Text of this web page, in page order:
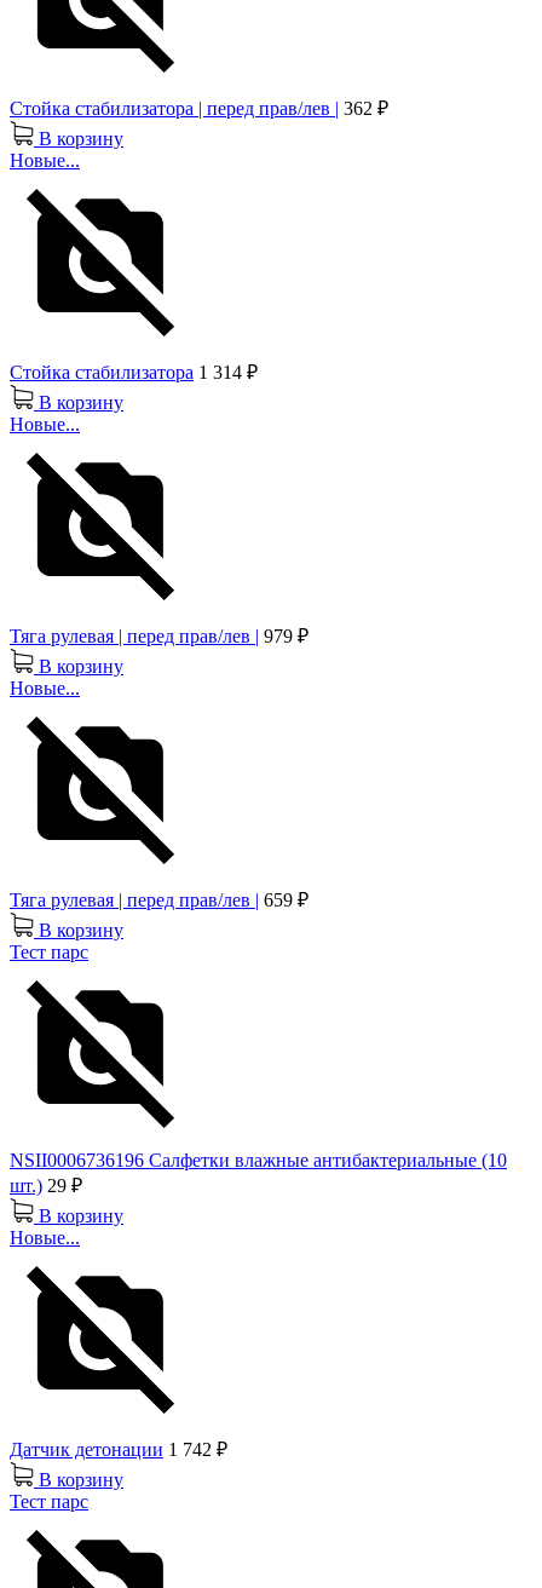
Стойка стабилизатора | перед прав/лев | 362 ₽
В корзину
Новые...
Стойка стабилизатора 1 314 ₽
В корзину
Новые...
Тяга рулевая | перед прав/лев | 979 ₽
В корзину
Новые...
Тяга рулевая | перед прав/лев | 659 ₽
В корзину
Тест парс
NSII0006736196 Салфетки влажные антибактериальные (10
шт.) 29 ₽
В корзину
Новые...
Датчик детонации 1 742 ₽
В корзину
Тест парс